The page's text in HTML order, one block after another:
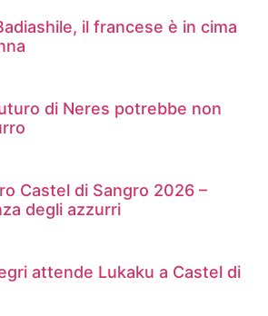
il francese è in cima
di Neres potrebbe non
Castel di Sangro 2026 –
degli azzurri
attende Lukaku a Castel di